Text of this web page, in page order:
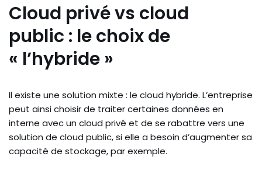
Cloud privé vs cloud
public : le choix de
« l’hybride »
Il existe une solution mixte : le cloud hybride. L’entreprise
peut ainsi choisir de traiter certaines données en
interne avec un cloud privé et de se rabattre vers une
solution de cloud public, si elle a besoin d’augmenter sa
capacité de stockage, par exemple.